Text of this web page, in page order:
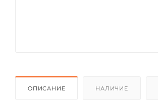
ОПИСАНИЕ НАЛИЧИЕ